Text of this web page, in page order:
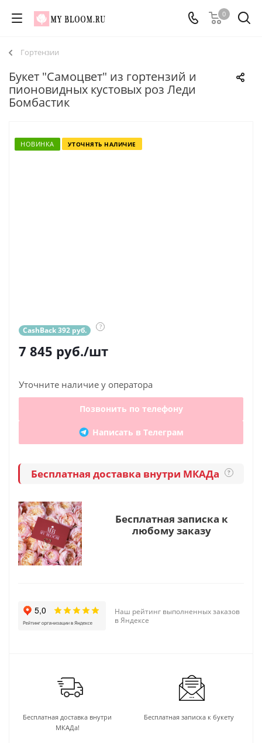
0
Гортензии
Букет "Самоцвет" из гортензий и
пионовидных кустовых роз Леди
Бомбастик
НОВИНКА УТОЧНЯТЬ НАЛИЧИЕ
CashBack 392 руб. ?
7 845 руб./шт
Уточните наличие у оператора
Позвонить по телефону
Написать в Телеграм
Бесплатная доставка внутри МКАДа ?
Бесплатная записка к
любому заказу
Наш рейтинг выполненных заказов
в Яндексе
Бесплатная доставка внутри
МКАДа!
Бесплатная записка к букету